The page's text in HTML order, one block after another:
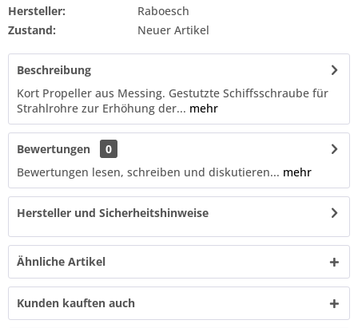
Hersteller:
Raboesch
Zustand:
Neuer Artikel
Beschreibung
Kort Propeller aus Messing. Gestutzte Schiffsschraube für
Strahlrohre zur Erhöhung der... mehr
Bewertungen
0
Bewertungen lesen, schreiben und diskutieren... mehr
Hersteller und Sicherheitshinweise
Ähnliche Artikel
Kunden kauften auch